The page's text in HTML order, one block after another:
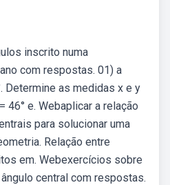
inscrito numa
com respostas. 01) a
Determine as medidas x e y
46° e. Webaplicar a relação
para solucionar uma
Relação entre
em. Webexercícios sobre
central com respostas.